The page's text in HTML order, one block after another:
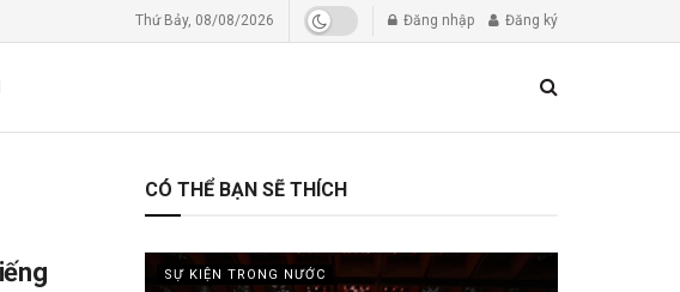
Thứ Bảy, 08/08/2026 Đăng nhập Đăng ký
CÓ THỂ BẠN SẼ THÍCH
SỰ KIỆN TRONG NƯỚC